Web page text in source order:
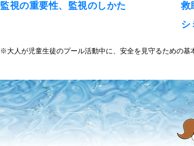
監視の重要性、監視のしかた
救
シ
※大人が児童生徒のプール活動中に、安全を見守るための基